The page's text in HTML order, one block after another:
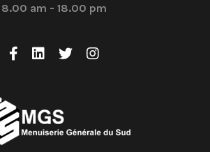
8.00 am - 18.00 pm